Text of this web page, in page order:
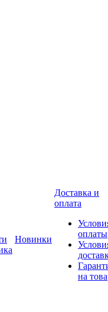
Новинки
Доставка и
оплата
оплаты
на